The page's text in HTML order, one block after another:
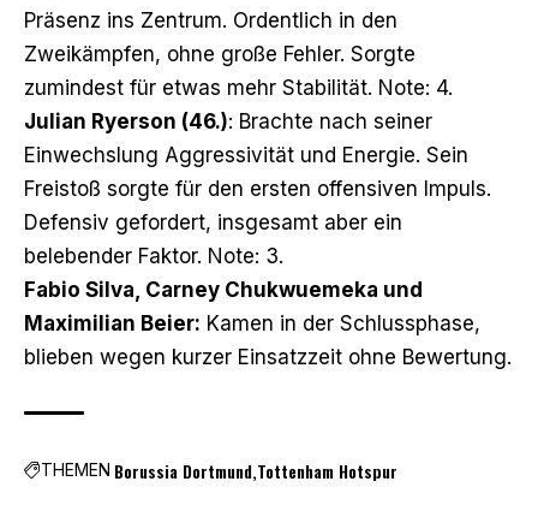
Präsenz ins Zentrum. Ordentlich in den
Zweikämpfen, ohne große Fehler. Sorgte
zumindest für etwas mehr Stabilität. Note: 4.
Julian Ryerson (46.): Brachte nach seiner
Einwechslung Aggressivität und Energie. Sein
Freistoß sorgte für den ersten offensiven Impuls.
Defensiv gefordert, insgesamt aber ein
belebender Faktor. Note: 3.
Fabio Silva, Carney Chukwuemeka und
Maximilian Beier: Kamen in der Schlussphase,
blieben wegen kurzer Einsatzzeit ohne Bewertung.
THEMEN Borussia Dortmund Tottenham Hotspur